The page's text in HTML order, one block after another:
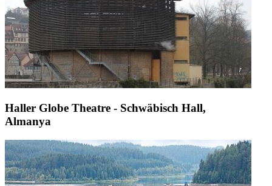
Haller Globe Theatre - Schwäbisch Hall,
Almanya